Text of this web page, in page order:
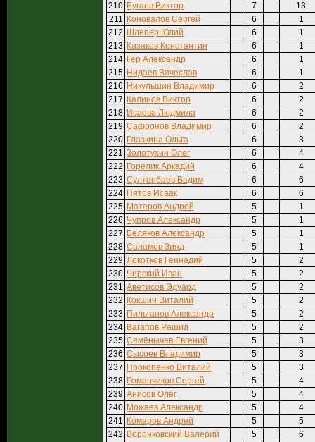
210 Бугаев Виктор 7
13
211 Коновалов Сергей 6
1
212 Шлепер Юлий 6
1
213 Казаков Константин 6
1
214 Гер Александр 6
1
215 Нидаев Вячеслав 6
1
216 Никульшин Владимир 6
2
217 Калинов Виктор 6
2
218 Исаева Людмила 6
2
219 Сафронов Владимир 6
2
220 Глазкина Ольга 6
3
221 Золотухин Олег 6
4
222 Горелик Аркадий 6
4
223 Султанбаев Вадим 6
6
224 Пятов Исаак 6
6
225 Матеров Андрей 5
1
226 Чупров Александр 5
1
227 Беляков Александр 5
1
228 Саламов Зияд 5
1
229 Локотков Геннадий 5
2
230 Чирский Иван 5
2
231 Аветисов Эдуард 5
2
232 Кокшин Виталий 5
2
233 Пильганов Александр 5
2
234 Вагапов Рашид 5
2
235 Семёнычев Евгений 5
3
236 Сысоев Владимир 5
3
237 Прокопенко Виталий 5
3
238 Романчиков Сергей 5
4
239 Анисов Олег 5
4
240 Можаев Александр 5
4
241 Комаров Андрей 5
5
242 Воронковский Валерий 5
6